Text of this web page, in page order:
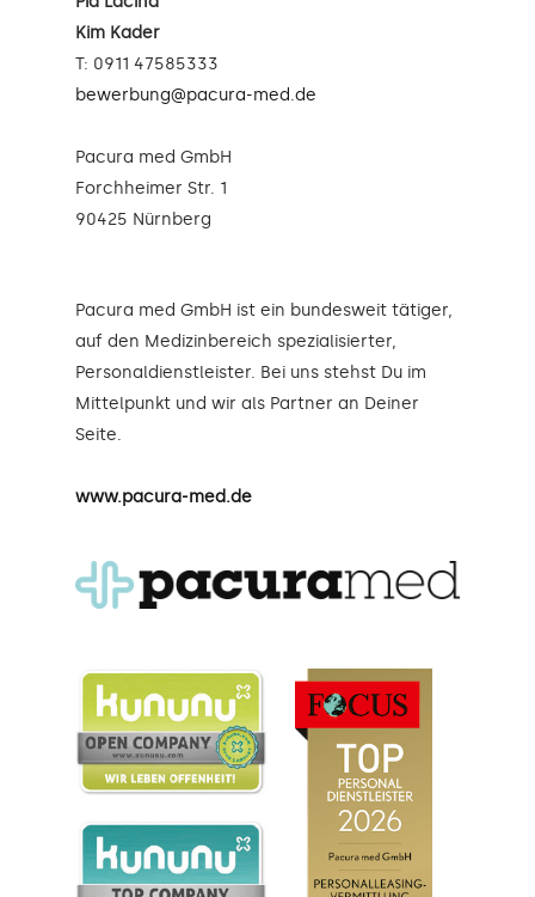
Kim Kader
T: 0911 47585333
bewerbung@pacura-med.de
Pacura med GmbH
Forchheimer Str. 1
90425 Nürnberg
Pacura med GmbH ist ein bundesweit tätiger,
auf den Medizinbereich spezialisierter,
Personaldienstleister. Bei uns stehst Du im
Mittelpunkt und wir als Partner an Deiner
Seite.
www.pacura-med.de